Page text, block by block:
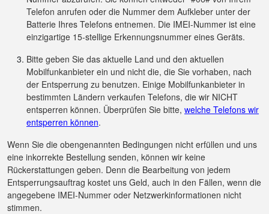
Telefon anrufen oder die Nummer dem Aufkleber unter der
Batterie Ihres Telefons entnemen. Die IMEI-Nummer ist eine
einzigartige 15-stellige Erkennungsnummer eines Geräts.
Bitte geben Sie das aktuelle Land und den aktuellen
Mobilfunkanbieter ein und nicht die, die Sie vorhaben, nach
der Entsperrung zu benutzen. Einige Mobilfunkanbieter in
bestimmten Ländern verkaufen Telefons, die wir NICHT
entsperren können. Überprüfen Sie bitte, welche Telefons wir
entsperren können.
Wenn Sie die obengenannten Bedingungen nicht erfüllen und uns
eine inkorrekte Bestellung senden, können wir keine
Rückerstattungen geben. Denn die Bearbeitung von jedem
Entsperrungsauftrag kostet uns Geld, auch in den Fällen, wenn die
angegebene IMEI-Nummer oder Netzwerkinformationen nicht
stimmen.